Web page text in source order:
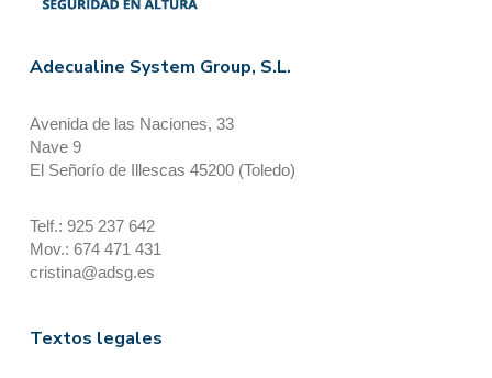
Adecualine System Group, S.L.
Avenida de las Naciones, 33
Nave 9
El Señorío de Illescas 45200 (Toledo)
Telf.: 925 237 642
Mov.: 674 471 431
cristina@adsg.es
Textos legales